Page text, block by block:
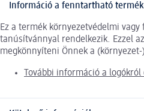
Információ a fenntartható
Ez a termék környezetvédelmi
tanúsítvánnyal rendelkezik. Ezzel
megkönnyíteni Önnek a
További információ a